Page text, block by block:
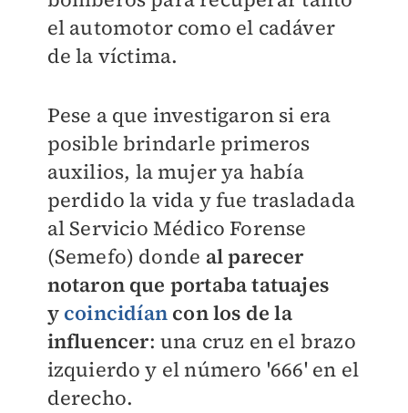
el automotor como el cadáver
de la víctima.
Pese a que investigaron si era
posible brindarle primeros
auxilios, la mujer ya había
perdido la vida y fue trasladada
al Servicio Médico Forense
(Semefo) donde al parecer
notaron que portaba tatuajes
y coincidíancon los de la
influencer: una cruz en el brazo
izquierdo y el número '666' en el
derecho.